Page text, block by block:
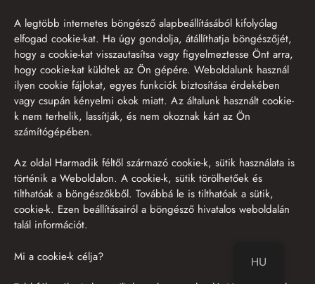
A legtöbb internetes böngésző alapbeállításából kifolyólag
elfogad cookie-kat. Ha úgy gondolja, átállíthatja böngészőjét,
hogy a cookie-kat visszautasítsa vagy figyelmeztesse Önt arra,
hogy cookie-kat küldtek az Ön gépére. Weboldalunk használ
ilyen cookie fájlokat, egyes funkciók biztosítása érdekében
vagy csupán kényelmi okok miatt. Az általunk használt cookie-
k nem terhelik, lassítják, és nem okoznak kárt az Ön
számítógépében.
Az oldal Harmadik féltől származó cookie-k, sütik használata is
történik a Weboldalon. A cookie-k, sütik törölhetőek és
tilthatóak a böngészőkből. Továbbá le is tilthatóak a sütik,
cookie-k. Ezen beállításairól a böngésző hivatalos weboldalán
talál információt.
Mi a cookie-k célja? HU